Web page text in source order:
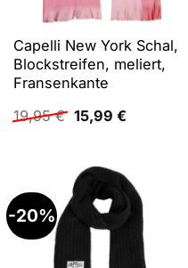
Capelli New York Schal,
Blockstreifen, meliert,
Fransenkante
19,95€ Ursprünglicher
Preis
15,99 €Aktueller
-20%